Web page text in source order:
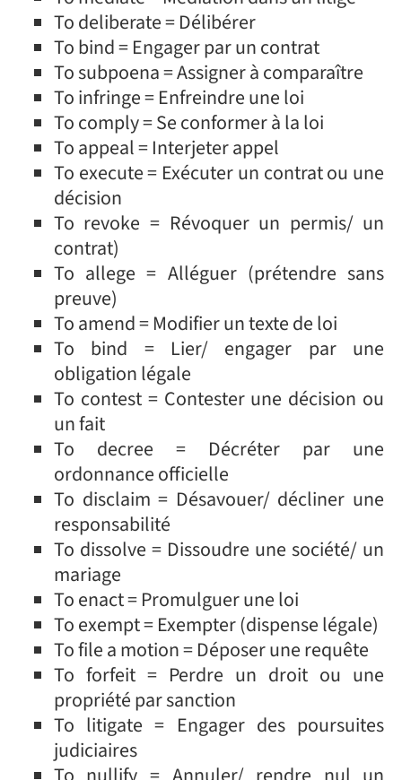
To deliberate = Délibérer
To bind = Engager par un contrat
To subpoena = Assigner à comparaître
To infringe = Enfreindre une loi
To comply = Se conformer à la loi
To appeal = Interjeter appel
To execute = Exécuter un contrat ou une
décision
To revoke = Révoquer un permis/ un
contrat)
To allege = Alléguer (prétendre sans
preuve)
To amend = Modifier un texte de loi
To bind = Lier/ engager par une
obligation légale
To contest = Contester une décision ou
un fait
To decree = Décréter par une
ordonnance officielle
To disclaim = Désavouer/ décliner une
responsabilité
To dissolve = Dissoudre une société/ un
mariage
To enact = Promulguer une loi
To exempt = Exempter (dispense légale)
To file a motion = Déposer une requête
To forfeit = Perdre un droit ou une
propriété par sanction
To litigate = Engager des poursuites
judiciaires